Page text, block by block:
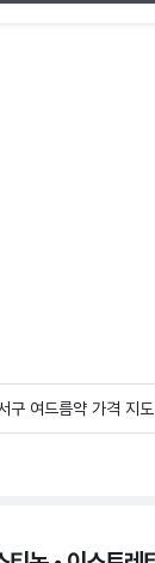
구 여드름약 가격 지도